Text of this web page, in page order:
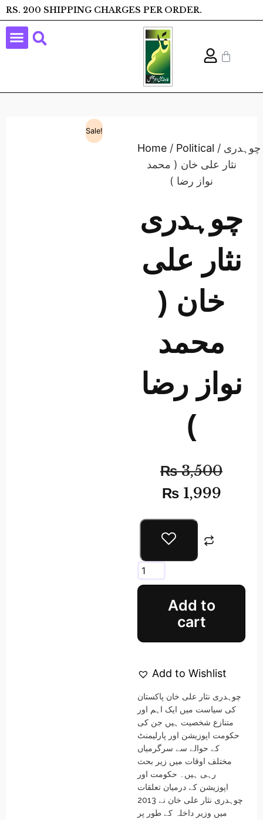
RS. 200 SHIPPING CHARGES PER ORDER.
Sale!
Home / Political / چوہدری
نثار علی خان ( محمد
نواز رضا )
چوہدری
نثار علی
خان (
محمد
نواز رضا
)
₨3,500
₨1,999
Add to
cart
Add to Wishlist
چوہدری نثار علی خان پاکستان
کی سیاست میں ایک اہم اور
متنازع شخصیت ہیں جن کی
حکومت اپوزیشن اور پارلیمنٹ
کے حوالے سے سرگرمیاں
مختلف اوقات میں زیر بحث
رہی ہیں۔ حکومت اور
اپوزیشن کے درمیان تعلقات
چوہدری نثار علی خان نے 2013
میں وزیر داخلہ کے طور پر